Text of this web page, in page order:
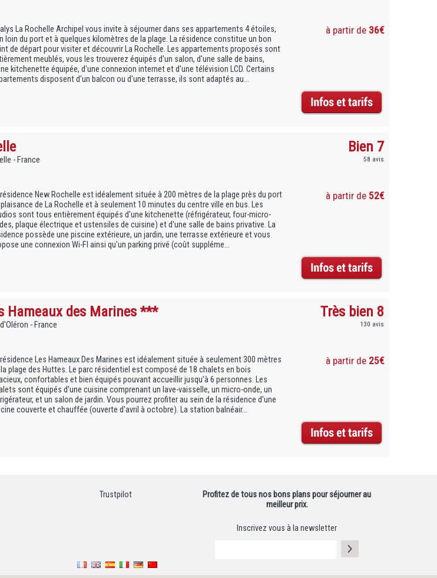
La Rochelle Archipel vous invite à séjourner dans ses appartements 4 étoiles,
loin du port et à quelques kilomètres de la plage. La résidence constitue un bon
de départ pour visiter et découvrir La Rochelle. Les appartements proposés sont
meublés, vous les trouverez équipés d'un salon, d'une salle de bains,
kitchenette équipée, d'une connexion internet et d'une télévision LCD. Certains
disposent d'un balcon ou d'une terrasse, ils sont adaptés au...
à partir de 36€
- France
Bien 7
58 avis
résidence New Rochelle est idéalement située à 200 mètres de la plage près du port
de La Rochelle et à seulement 10 minutes du centre ville en bus. Les
sont tous entièrement équipés d'une kitchenette (réfrigérateur, four-micro-
plaque électrique et ustensiles de cuisine) et d'une salle de bains privative. La
possède une piscine extérieure, un jardin, une terrasse extérieure et vous
une connexion Wi-FI ainsi qu'un parking privé (coût suppléme...
à partir de 52€
Hameaux des Marines ***
- France
Très bien 8
130 avis
résidence Les Hameaux Des Marines est idéalement située à seulement 300 mètres
plage des Huttes. Le parc résidentiel est composé de 18 chalets en bois
confortables et bien équipés pouvant accueillir jusqu'à 6 personnes. Les
sont équipés d’une cuisine comprenant un lave-vaisselle, un micro-onde, un
et un salon de jardin. Vous pourrez profiter au sein de la résidence d'une
couverte et chauffée (ouverte d'avril à octobre). La station balnéair...
à partir de 25€
Trustpilot
Profitez de tous nos bons plans pour séjourner au
meilleur prix.
Inscrivez vous à la newsletter